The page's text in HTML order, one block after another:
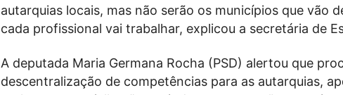
autarquias locais, mas não serão os municípios que vão
cada profissional vai trabalhar, explicou a secretária de
A deputada Maria Germana Rocha (PSD) alertou que
descentralização de competências para as autarquias,